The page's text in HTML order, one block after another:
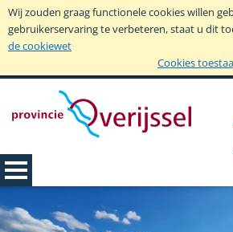
Wij zouden graag functionele cookies willen
gebruikerservaring te verbeteren, staat u dit
de cookiewet
Cookies